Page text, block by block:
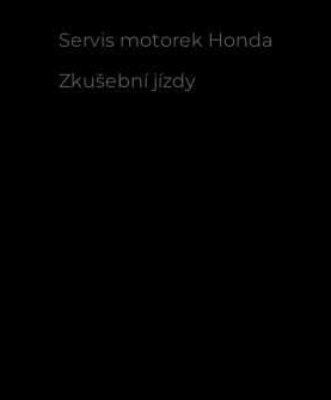
Servis motorek Honda
Zkušební jízdy